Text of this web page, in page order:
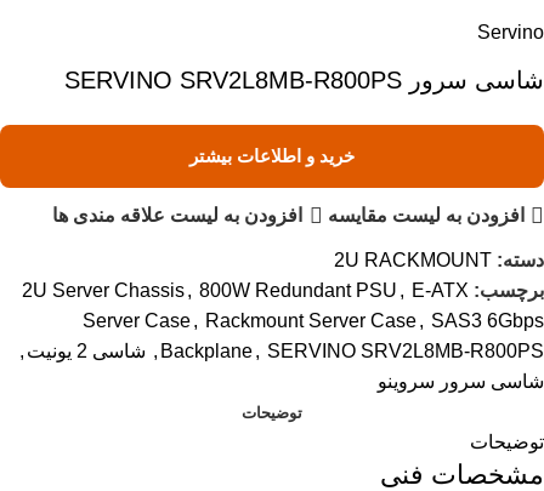
Servino
شاسی سرور SERVINO SRV2L8MB-R800PS
خرید و اطلاعات بیشتر
افزودن به لیست مقایسه افزودن به لیست علاقه مندی ها
دسته: 2U RACKMOUNT
برچسب:
2U Server Chassis, 800W Redundant PSU , E-ATX
Server Case, Rackmount Server Case, SAS3 6Gbps
Backplane, SERVINO SRV2L8MB-R800PS
, شاسی 2 یونیت
,
شاسی سرور سروینو
توضیحات
توضیحات
مشخصات فنی